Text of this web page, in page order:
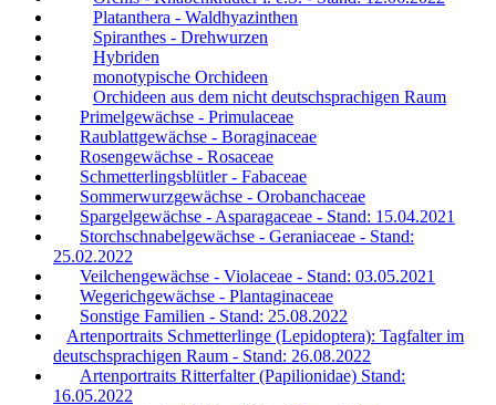
Platanthera - Waldhyazinthen
Spiranthes - Drehwurzen
Hybriden
monotypische Orchideen
Orchideen aus dem nicht deutschsprachigen Raum
Primelgewächse - Primulaceae
Raublattgewächse - Boraginaceae
Rosengewächse - Rosaceae
Schmetterlingsblütler - Fabaceae
Sommerwurzgewächse - Orobanchaceae
Spargelgewächse - Asparagaceae - Stand: 15.04.2021
Storchschnabelgewächse - Geraniaceae - Stand:
25.02.2022
Veilchengewächse - Violaceae - Stand: 03.05.2021
Wegerichgewächse - Plantaginaceae
Sonstige Familien - Stand: 25.08.2022
Artenportraits Schmetterlinge (Lepidoptera): Tagfalter im
deutschsprachigen Raum - Stand: 26.08.2022
Artenportraits Ritterfalter (Papilionidae) Stand:
16.05.2022